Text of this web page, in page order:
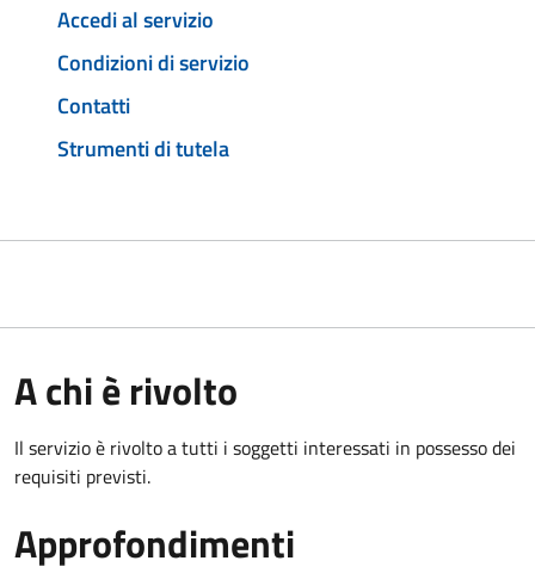
Accedi al servizio
Condizioni di servizio
Contatti
Strumenti di tutela
A chi è rivolto
Il servizio è rivolto a tutti i soggetti interessati in possesso dei
requisiti previsti.
Approfondimenti